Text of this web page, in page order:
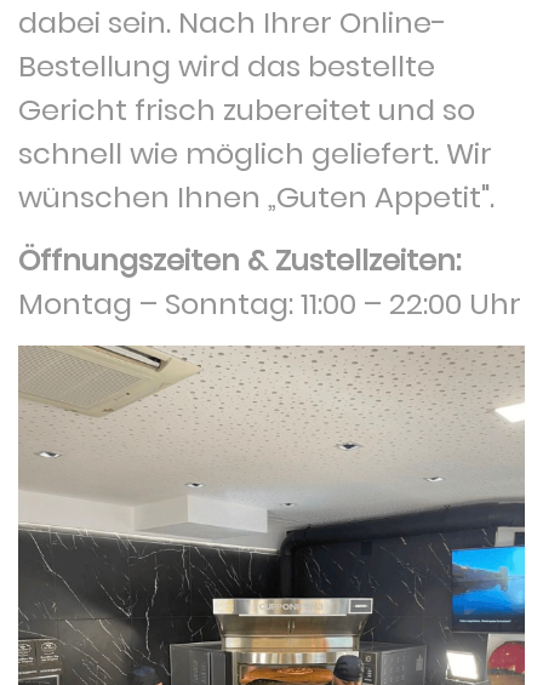
dabei sein. Nach Ihrer Online-
Bestellung wird das bestellte
Gericht frisch zubereitet und so
schnell wie möglich geliefert. Wir
wünschen Ihnen „Guten Appetit".
Öffnungszeiten & Zustellzeiten:
Montag – Sonntag: 11:00 – 22:00 Uhr